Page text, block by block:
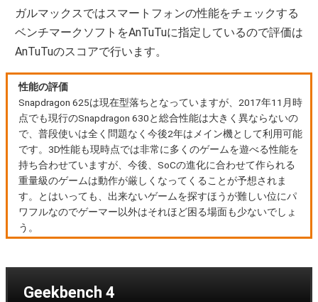
ガルマックスではスマートフォンの性能をチェックする
ベンチマークソフトをAnTuTuに指定しているので評価は
AnTuTuのスコアで行います。
性能の評価
Snapdragon 625は現在型落ちとなっていますが、2017年11月時
点でも現行のSnapdragon 630と総合性能は大きく異ならないの
で、普段使いは全く問題なく今後2年はメイン機として利用可能
です。3D性能も現時点では非常に多くのゲームを遊べる性能を
持ち合わせていますが、今後、SoCの進化に合わせて作られる
重量級のゲームは動作が厳しくなってくることが予想されま
す。とはいっても、出来ないゲームを探すほうが難しい位にパ
ワフルなのでゲーマー以外はそれほど困る場面も少ないでしょ
う。
Geekbench 4